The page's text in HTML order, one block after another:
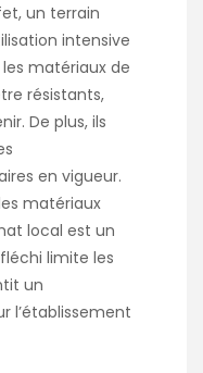
un terrain
intensive
matériaux de
résistants,
De plus, ils
en vigueur.
matériaux
local est un
limite les
un
l’établissement